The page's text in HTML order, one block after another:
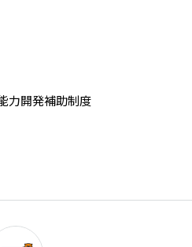
力開発補助制度